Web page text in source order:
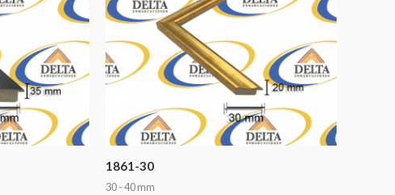
1861-30
30 - 40 mm